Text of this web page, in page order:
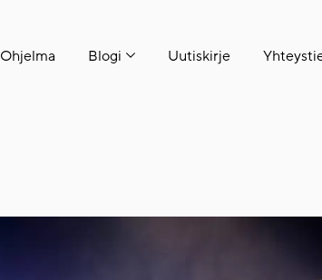
Ohjelma Blogi Uutiskirje